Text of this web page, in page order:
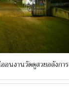
อนงานวัดดูสวยอลังการ